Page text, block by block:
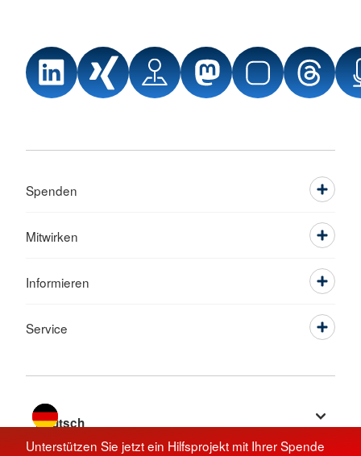
Unterstützen Sie jetzt ein Hilfsprojekt mit Ihrer Spende
Spenden
Mitwirken
Informieren
Service
Sprache wechseln zu